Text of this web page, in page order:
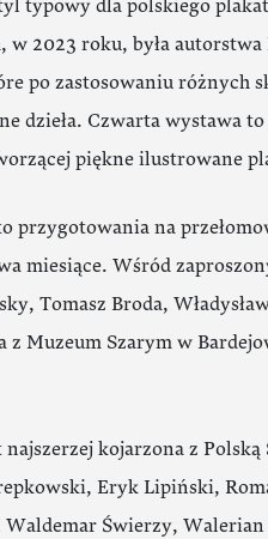
typowy dla polskiego
2023 roku, była
po zastosowaniu różnych
dzieła. Czwarta wystawa
piękne ilustrowane
przygotowania na
miesiące. Wśród
Tomasz Broda,
z Muzeum Szarym w
kojarzona z
Eryk Lipiński,
Waldemar Świerzy,